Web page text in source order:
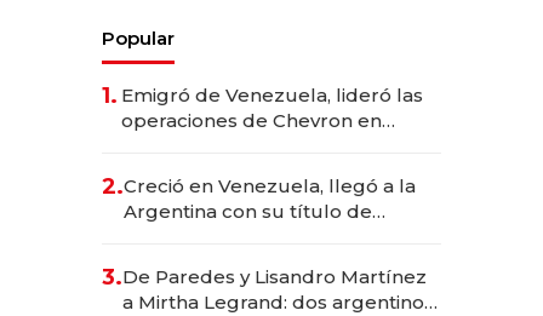
Popular
1. Emigró de Venezuela, lideró las
operaciones de Chevron en
2.Creció en Venezuela, llegó a la
Argentina con su título de
las marcas "fast premium"
3.De Paredes y Lisandro Martínez
a Mirtha Legrand: dos argentinos